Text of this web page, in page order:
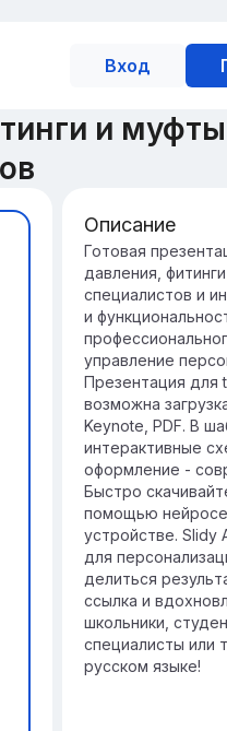
Вход
и
Введение в
давления
Рукава высокого
роль в
обеспечивая
жидкостей под
Они применяются
включая
и
безопасной и
оборудования.
Описание
Готовая
давления,
специалистов и
и
управление
Презентация для
возможна
Keynote, PDF. В
интерактивные
оформление -
Быстро
помощью
устройстве. Slidy
для
делиться
ссылка и
школьники,
специалисты или
русском языке!